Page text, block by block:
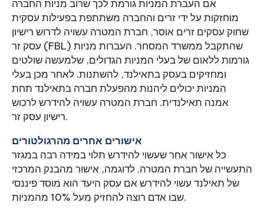
אם העברת המניות גורמת לכך שרוב מניות החברה
מוחזקות על ידי זרים והחברה משתתפת בפעילות עסקית
שחוק עסקים זרים אוסר, חברת המטרה עשויה לדרוש רישיון
עסק זר (FBL) שהתקבל ממשרד המסחר. העברות מניות
גורמות ללאום של בעלי המניות הגדולים, שלמעשה שולטים
ומחזיקים בעסק בתאילנד, להשתנות. לאחר מכן בעלי
המניות יכולים ליהנות מהפעלת חברה בתאילנד תחת
אמנה תאילנדית. חברת המטרה עשויה להידרש לרכוש
רישיון עסק זר.
אישורים אחרים מהרגולטורים
כל אישור אחר שעשוי להידרש תלוי במידה רבה במגזר
התעשייה של חברת המטרה. לדוגמה, אישור מהבנק המרכזי
של תאילנד עשוי להידרש אם עסק היעד הוא מוסד פיננסי
שבו אדם רוצה להחזיק מעל 10% מהמניות.